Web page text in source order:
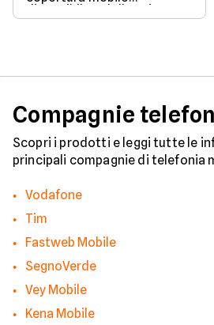
di casa o lavoro.
Compagnie
Scopri i prodotti e leggi tutte le
principali compagnie di telefonia
Vodafone
Tim
Fastweb Mobile
SegnoVerde
Vey Mobile
Kena Mobile